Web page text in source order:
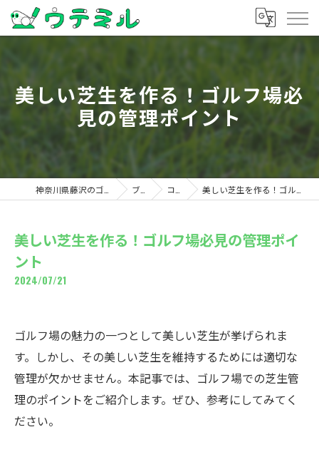
美しい芝生を作る！ゴルフ場必
見の管理ポイント
ブログ コラム 美しい芝生を作る！ゴルフ場必見の管理ポイント
美しい芝生を作る！ゴルフ場必見の管理ポイ
ント
2024/07/21
ゴルフ場の魅力の一つとして美しい芝生が挙げられま
す。しかし、その美しい芝生を維持するためには適切な
管理が欠かせません。本記事では、ゴルフ場での芝生管
理のポイントをご紹介します。ぜひ、参考にしてみてく
ださい。